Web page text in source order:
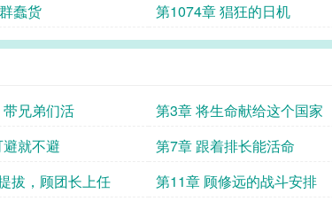
蠢货 第1074章 猖狂的日机
兄弟们活 第3章 将生命献给这个国家
就不避 第7章 跟着排长能活命
拔，顾团长上任 第11章 顾修远的战斗安排